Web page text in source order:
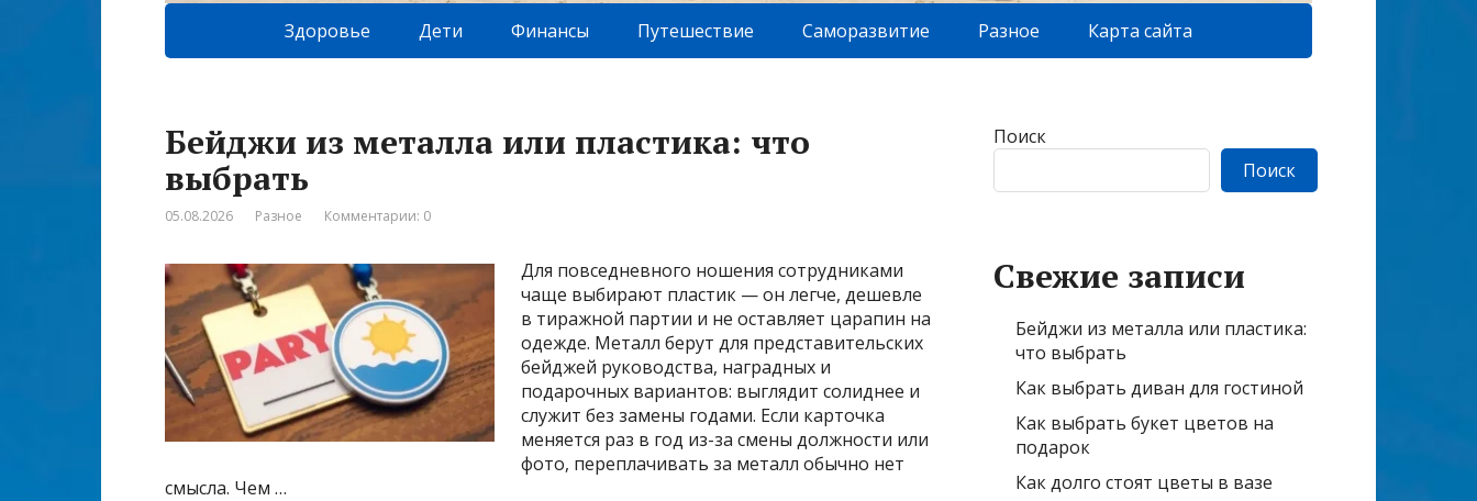
Здоровье Дети Финансы Путешествие Саморазвитие Разное Карта сайта
Бейджи из металла или пластика: что
выбрать
05.08.2026 Разное Комментарии: 0
Для повседневного ношения сотрудниками
чаще выбирают пластик — он легче, дешевле
в тиражной партии и не оставляет царапин на
одежде. Металл берут для представительских
бейджей руководства, наградных и
подарочных вариантов: выглядит солиднее и
служит без замены годами. Если карточка
меняется раз в год из-за смены должности или
фото, переплачивать за металл обычно нет
смысла. Чем …
Поиск
Поиск
Свежие записи
Бейджи из металла или пластика:
что выбрать
Как выбрать диван для гостиной
Как выбрать букет цветов на
подарок
Как долго стоят цветы в вазе